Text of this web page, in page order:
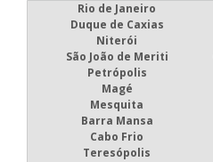
Rio de Janeiro
Duque de Caxias
Niterói
São João de Meriti
Petrópolis
Magé
Mesquita
Barra Mansa
Cabo Frio
Teresópolis